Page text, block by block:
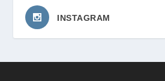
INSTAGRAM